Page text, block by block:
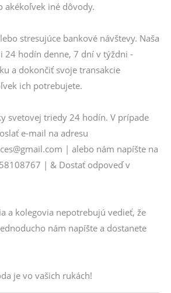
akékoľvek iné dôvody.
stresujúce bankové návštevy. Naša
24 hodín denne, 7 dní v týždni -
a dokončiť svoje transakcie
ich potrebujete.
svetovej triedy 24 hodín. V prípade
e-mail na adresu
| alebo nám napíšte na
| & Dostať odpoveď v
a kolegovia nepotrebujú vedieť, že
nám napíšte a dostanete
je vo vašich rukách!